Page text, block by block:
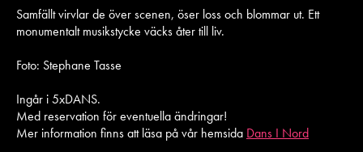
Samfällt virvlar de över scenen, öser loss och blommar ut. Ett
monumentalt musikstycke väcks åter till liv.
Foto: Stephane Tasse
Ingår i 5xDANS.
Med reservation för eventuella ändringar!
Mer information finns att läsa på vår hemsida Dans I Nord